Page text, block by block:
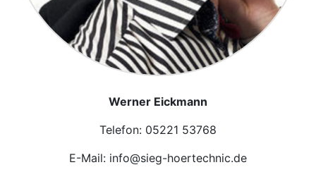
Werner Eickmann
Telefon: 05221 53768
E-Mail: info@sieg-hoertechnic.de